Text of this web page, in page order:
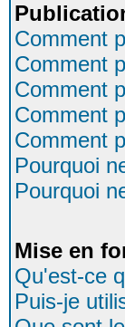
Comment
Comment
Comment
Comment
Comment
Pourquoi
Pourquoi
Mise en
Qu'est-ce
Puis-je